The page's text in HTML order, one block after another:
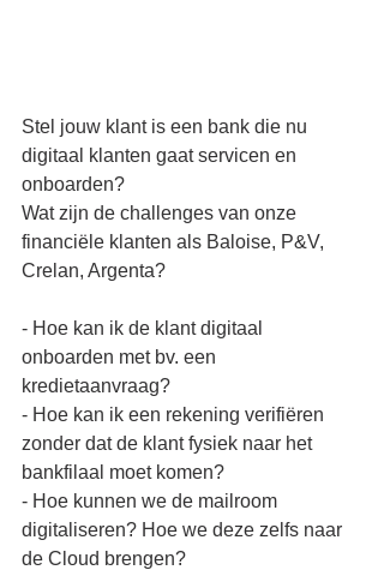
Stel jouw klant is een bank die nu
digitaal klanten gaat servicen en
onboarden?
Wat zijn de challenges van onze
financiële klanten als Baloise, P&V,
Crelan, Argenta?
- Hoe kan ik de klant digitaal
onboarden met bv. een
kredietaanvraag?
- Hoe kan ik een rekening verifiëren
zonder dat de klant fysiek naar het
bankfilaal moet komen?
- Hoe kunnen we de mailroom
digitaliseren? Hoe we deze zelfs naar
de Cloud brengen?